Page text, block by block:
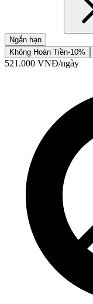
Ngắn hạn
Không Hoàn Tiền-10%
521.000 VNĐ/ngày